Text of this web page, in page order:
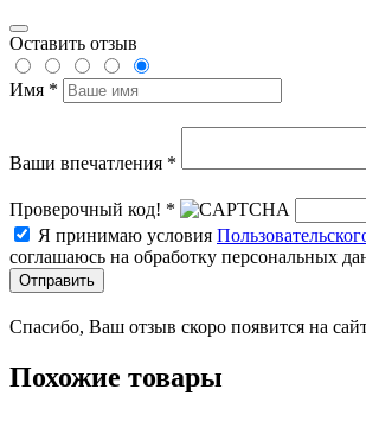
Оставить отзыв
Имя *
Ваши впечатления *
Проверочный код! *
Я принимаю условия
соглашаюсь на обработку персональных
Отправить
Спасибо, Ваш отзыв скоро появится на
Похожие товары